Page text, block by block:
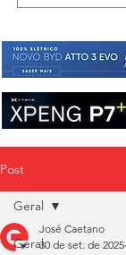
Post
Geral
Geral
José Caetano
30 de set. de 2025